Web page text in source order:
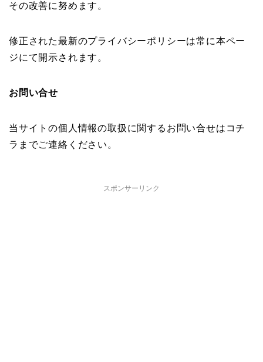
その改善に努めます。
修正された最新のプライバシーポリシーは常に本ペー
ジにて開示されます。
お問い合せ
当サイトの個人情報の取扱に関するお問い合せはコチ
ラまでご連絡ください。
スポンサーリンク